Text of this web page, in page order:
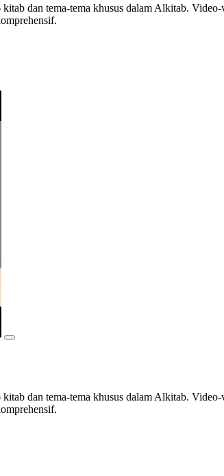
dan tema-tema khusus dalam Alkitab.
dan tema-tema khusus dalam Alkitab.